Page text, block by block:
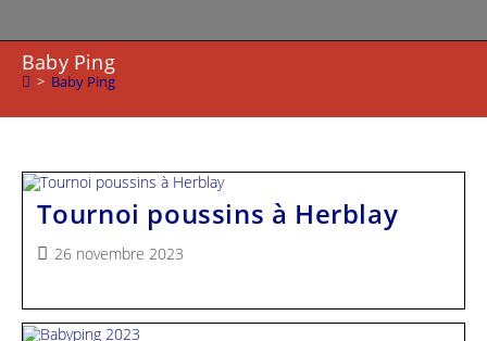
Baby Ping
> Baby Ping
Tournoi poussins à Herblay
Publication
26 novembre 2023